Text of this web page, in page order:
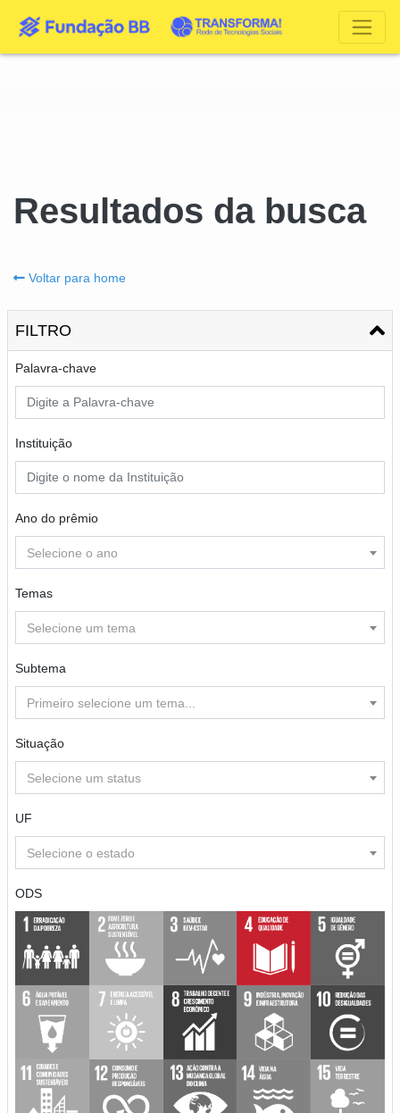
Resultados da busca
Voltar para home
FILTRO
Palavra-chave
Instituição
Ano do prêmio
Selecione o ano
Temas
Selecione um tema
Subtema
Primeiro selecione um tema...
Situação
Selecione um status
UF
Selecione o estado
ODS